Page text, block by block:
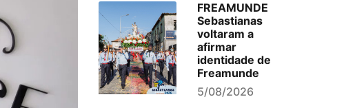
FREAMUNDE
Sebastianas
voltaram a
afirmar
identidade de
Freamunde
5/08/2026